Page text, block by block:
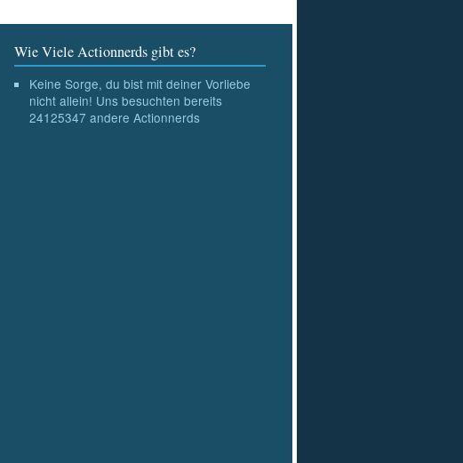
Wie Viele Actionnerds gibt es?
Keine Sorge, du bist mit deiner Vorliebe
nicht allein! Uns besuchten bereits
24125347 andere Actionnerds